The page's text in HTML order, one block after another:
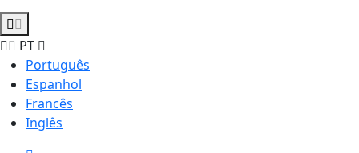
PT
Português
Espanhol
Francês
Inglês